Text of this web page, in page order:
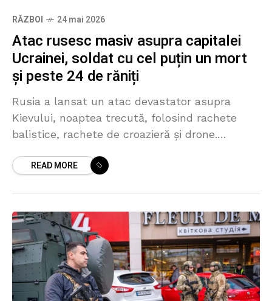
RĂZBOI 24 mai 2026
Atac rusesc masiv asupra capitalei
Ucrainei, soldat cu cel puțin un mort
și peste 24 de răniți
Rusia a lansat un atac devastator asupra
Kievului, noaptea trecută, folosind rachete
balistice, rachete de croazieră și drone.
deces și peste 20 de răniți
READ MORE